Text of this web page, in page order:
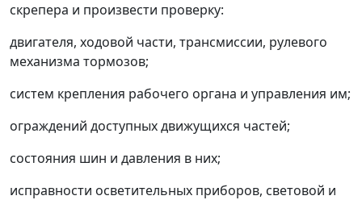
скрепера и произвести проверку:
двигателя, ходовой части, трансмиссии, рулевого
механизма тормозов;
систем крепления рабочего органа и управления им;
ограждений доступных движущихся частей;
состояния шин и давления в них;
исправности осветительных приборов, световой и